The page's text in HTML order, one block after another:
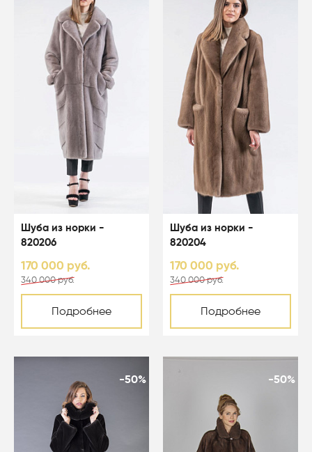
Шуба из норки -
820206
170 000 руб.
340 000 руб.
Подробнее
Шуба из норки -
820204
170 000 руб.
340 000 руб.
Подробнее
-50% -50%